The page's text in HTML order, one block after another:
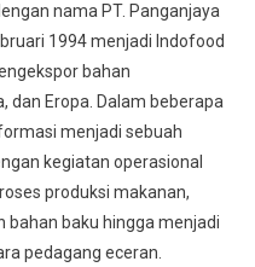
nama PT. Panganjaya
1994 menjadi Indofood
bahan
dan Eropa. Dalam beberapa
menjadi sebuah
kegiatan operasional
produksi makanan,
bahan baku hingga menjadi
pedagang eceran.